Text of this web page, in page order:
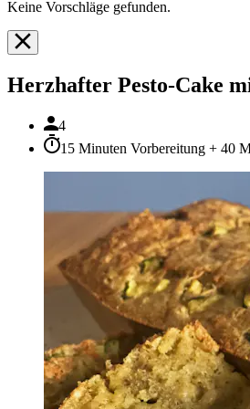
Keine Vorschläge gefunden.
Herzhafter Pesto-Cake
4
15 Minuten Vorbereitung + 40